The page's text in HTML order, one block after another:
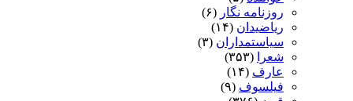
روزنامه نگار (۶)
ریاضیدان (۱۴)
سیاستمداران (۳)
شعرا
(۳۵۳)
عارف (۱۴)
فیلسوف (۹)